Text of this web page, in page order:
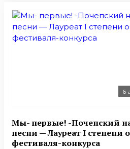
6
Мы- первые! -Почепский
песни — Лауреат I степени
фестиваля-конкурса